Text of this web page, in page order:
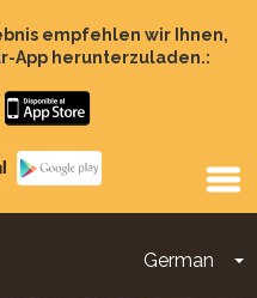
empfehlen wir Ihnen,
App herunterzuladen.:
German